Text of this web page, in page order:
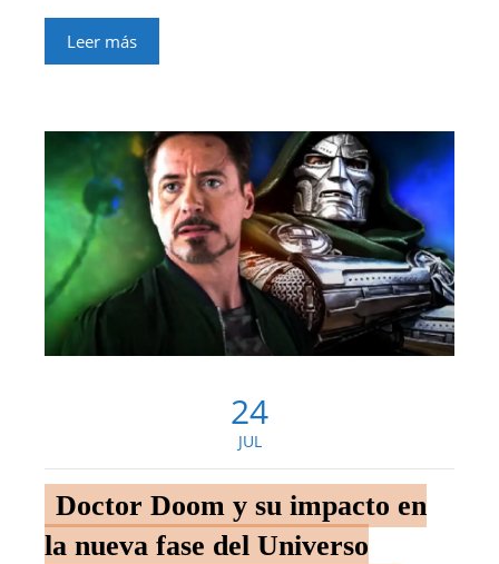
Leer más
24
JUL
Doctor Doom y su impacto en
la nueva fase del Universo